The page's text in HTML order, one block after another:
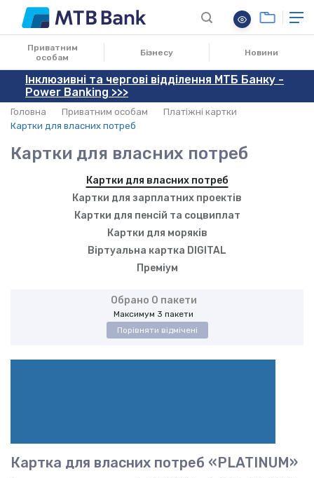
Приватним
особам
Бізнесу Новини
Інклюзивні та чергові відділення МТБ Банку -
Power Banking >>>
Головна Приватним особам
Платіжні картки
Картки для власних потреб
Картки для власних потреб
Картки для власних потреб
Картки для зарплатних проектів
Картки для пенсій та соцвиплат
Картки для моряків
Віртуальна картка DIGITAL
Преміум
Обрано 0 пакети
Максимум 3 пакети
Порівняти відмічені
Картка для власних потреб «PLATINUM»